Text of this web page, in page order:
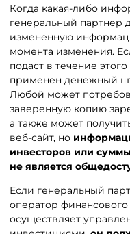
Когда какая-либо
генеральный партнер
измененную
момента изменения.
подаст в течение
применен денежный
Любой может
заверенную копию
а также может
веб-сайт, но
инвесторов или
не является
Если генеральный
оператор
осуществляет